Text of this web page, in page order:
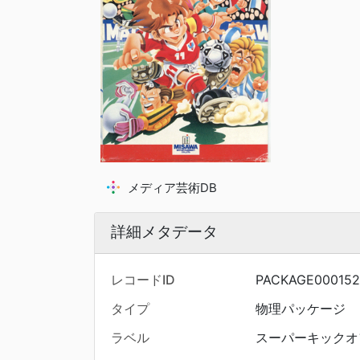
メディア芸術DB
詳細メタデータ
レコードID
タイプ
物理パッケージ
ラベル
スーパーキック